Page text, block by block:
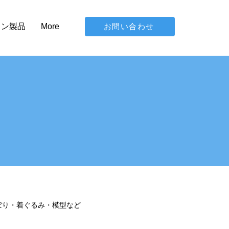
製品 More お問い合わせ
り・着ぐるみ・模型など